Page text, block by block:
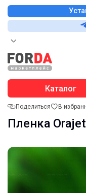
Каталог
Поделиться В
Пленка